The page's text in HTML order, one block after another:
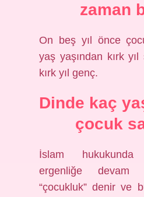
zaman
On beş yıl önce
yaş yaşından kırk
kırk yıl genç.
Dinde kaç
çocuk
İslam
ergenliğe devam
“çocukluk” denir ve